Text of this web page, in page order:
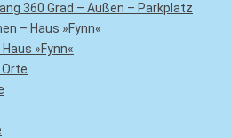
360 Grad – Außen – Parkplatz
– Haus »Fynn«
»Fynn«